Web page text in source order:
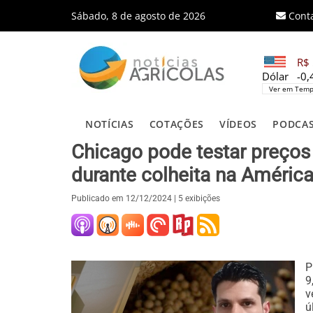
Sábado, 8 de agosto de 2026
-
Dólar
Ver em
NOTÍCIAS COTAÇÕES VÍDEOS
Chicago pode testar
durante colheita na
Publicado em 12/12/2024 | 5 exibições